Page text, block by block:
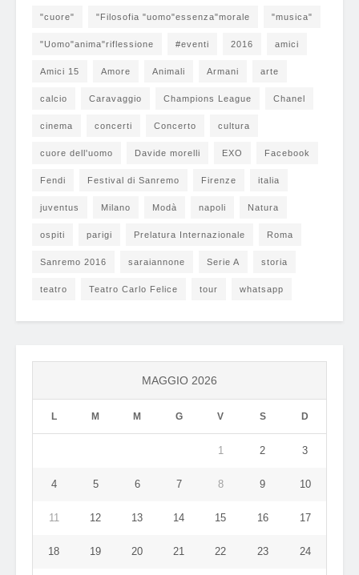
"cuore" "Filosofia "uomo"essenza"morale "musica"
"Uomo"anima"riflessione #eventi 2016 amici
Amici 15 Amore Animali Armani arte
calcio Caravaggio Champions League Chanel
cinema concerti Concerto cultura
cuore dell'uomo Davide morelli EXO Facebook
Fendi Festival di Sanremo Firenze italia
juventus Milano Modà napoli Natura
ospiti parigi Prelatura Internazionale Roma
Sanremo 2016 saraiannone Serie A storia
teatro Teatro Carlo Felice tour whatsapp
MAGGIO 2026
L M M G V S D
1 2 3
4 5 6 7 8 9 10
11 12 13 14 15 16 17
18 19 20 21 22 23 24